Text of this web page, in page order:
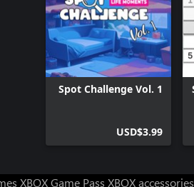
Spot Challenge Vol. 1
USD$3.99
XBOX Game Pass XBOX accessories